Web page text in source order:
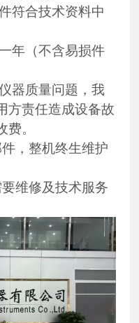
符合技术资料中
年（不含易损件
器质量问题，我
方责任造成设备故
。
，整机终生维护
维修及技术服务